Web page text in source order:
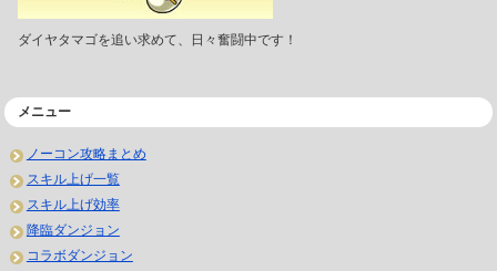
ダイヤタマゴを追い求めて、日々奮闘中です！
メニュー
ノーコン攻略まとめ
スキル上げ一覧
スキル上げ効率
降臨ダンジョン
コラボダンジョン